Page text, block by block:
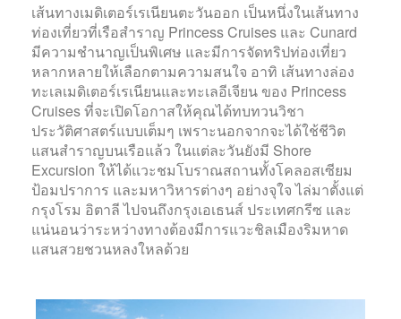
เส้นทางเมดิเตอร์เรเนียนตะวันออก เป็นหนึ่งในเส้นทาง
ท่องเที่ยวที่เรือสำราญ Princess Cruises และ Cunard
มีความชำนาญเป็นพิเศษ และมีการจัดทริปท่องเที่ยว
หลากหลายให้เลือกตามความสนใจ อาทิ เส้นทางล่อง
ทะเลเมดิเตอร์เรเนียนและทะเลอีเจียน ของ Princess
Cruises ที่จะเปิดโอกาสให้คุณได้ทบทวนวิชา
ประวัติศาสตร์แบบเต็มๆ เพราะนอกจากจะได้ใช้ชีวิต
แสนสำราญบนเรือแล้ว ในแต่ละวันยังมี Shore
Excursion ให้ได้แวะชมโบราณสถานทั้งโคลอสเซียม
ป้อมปราการ และมหาวิหารต่างๆ อย่างจุใจ ไล่มาตั้งแต่
กรุงโรม อิตาลี ไปจนถึงกรุงเอเธนส์ ประเทศกรีซ และ
แน่นอนว่าระหว่างทางต้องมีการแวะชิลเมืองริมหาด
แสนสวยชวนหลงใหลด้วย